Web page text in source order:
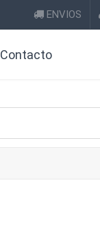
ENVIOS
Contacto